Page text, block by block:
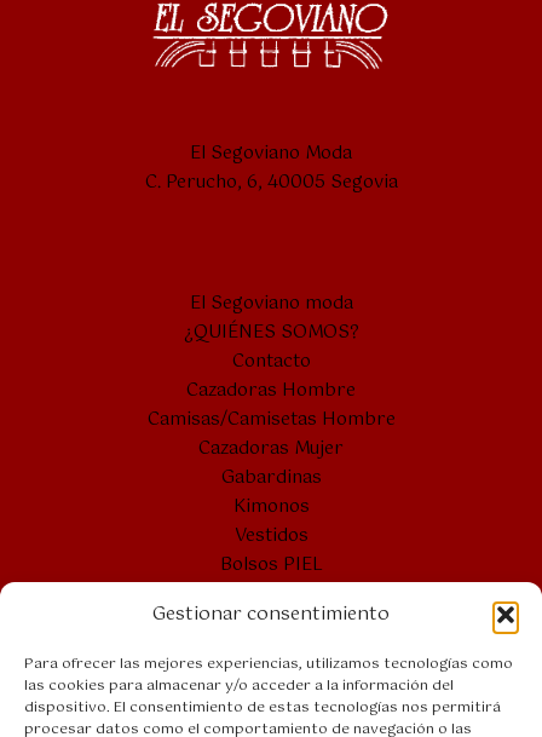
Gestionar consentimiento
Para ofrecer las mejores experiencias, utilizamos tecnologías como
las cookies para almacenar y/o acceder a la información del
dispositivo. El consentimiento de estas tecnologías nos permitirá
procesar datos como el comportamiento de navegación o las
El Segoviano Moda
C. Perucho, 6, 40005 Segovia
El Segoviano moda
¿QUIÉNES SOMOS?
Contacto
Cazadoras Hombre
Camisas/Camisetas Hombre
Cazadoras Mujer
Gabardinas
Kimonos
Vestidos
Bolsos PIEL
Bolsones
Bolsos VERANO